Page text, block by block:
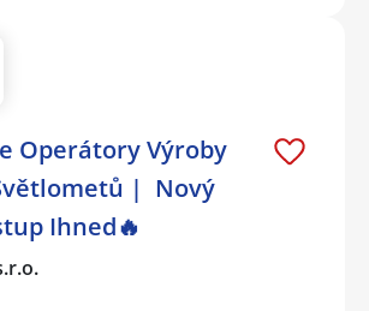
Operátory Výroby
| Nový
Ihned🔥